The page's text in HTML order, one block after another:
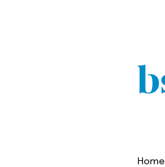
Home